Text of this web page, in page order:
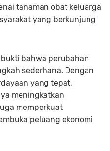
tanaman obat keluarga
yang berkunjung
bahwa perubahan
sederhana. Dengan
yang tepat,
meningkatkan
memperkuat
peluang ekonomi